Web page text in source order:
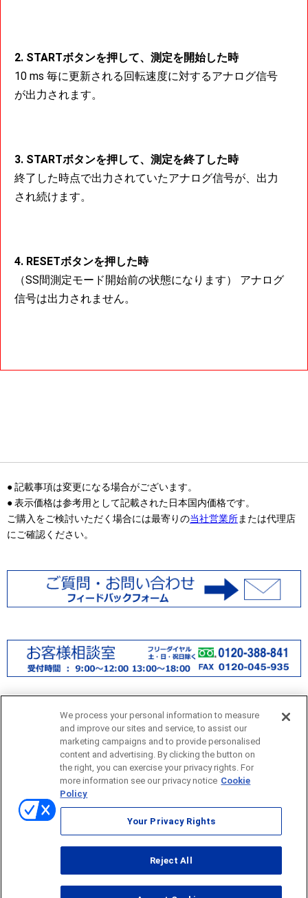
2. STARTボタンを押して、測定を開始した時
10 ms 毎に更新される回転速度に対するアナログ信号
が出力されます。
3. STARTボタンを押して、測定を終了した時
終了した時点で出力されていたアナログ信号が、出力
され続けます。
4. RESETボタンを押した時
（SS間測定モード開始前の状態になります） アナログ
信号は出力されません。
● 記載事項は変更になる場合がございます。
● 表示価格は参考用として記載された日本国内価格です。
ご購入をご検討いただく場合には最寄りの当社営業所または代理店
にご確認ください。
サイトマップ
当サイトのご利用にあたって
個人情報保護方針
We process your personal information to measure
and improve our sites and service, to assist our
marketing campaigns and to provide personalised
content and advertising. By clicking the button on
the right, you can exercise your privacy rights. For
more information see our privacy notice Cookie
Policy
Your Privacy Rights
Reject All